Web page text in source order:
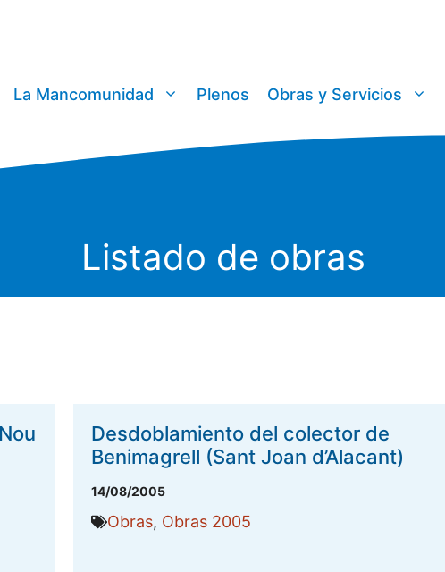
La Mancomunidad Plenos Obras y Servicios
Listado de obras
Desdoblamiento del colector de
Benimagrell (Sant Joan d’Alacant)
14/08/2005
Obras, Obras 2005